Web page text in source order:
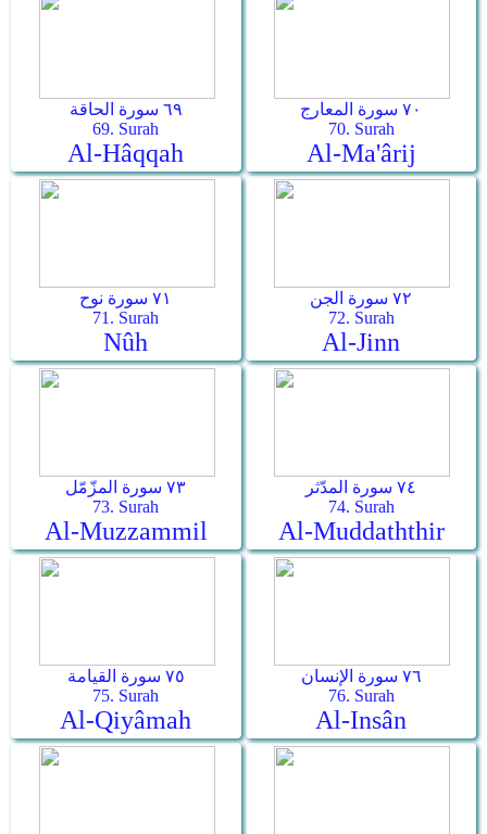
٦٩ سورة الحاقة
69. Surah
Al-Hâqqah
٧٠ سورة المعارج
70. Surah
Al-Ma'ârij
٧١ سورة نوح
71. Surah
Nûh
٧٢ سورة الجن
72. Surah
Al-Jinn
٧٣ سورة المزّمّل
73. Surah
Al-Muzzammil
٧٤ سورة المدّثر
74. Surah
Al-Muddaththir
٧٥ سورة القيامة
75. Surah
Al-Qiyâmah
٧٦ سورة الإنسان
76. Surah
Al-Insân